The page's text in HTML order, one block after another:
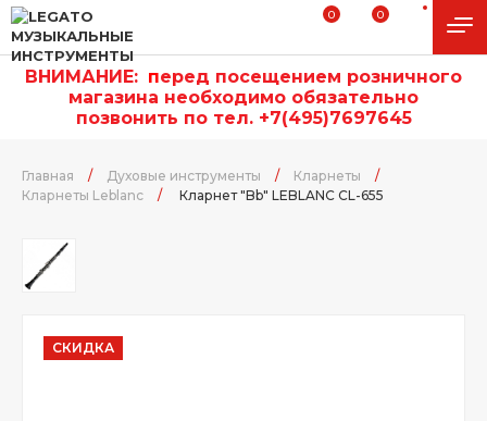
0 0
ВНИМАНИЕ: перед посещением розничного
магазина необходимо обязательно
позвонить по тел. +7(495)7697645
Главная / Духовые инструменты / Кларнеты
/
Кларнеты Leblanc
/ Кларнет "Bb" LEBLANC CL-655
СКИДКА